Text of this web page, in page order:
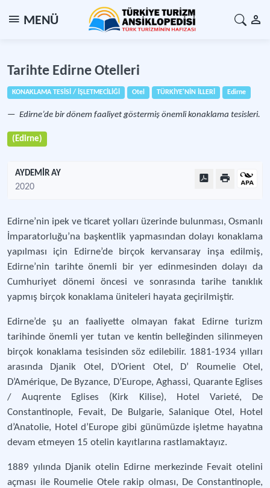
MENÜ
Tarihte Edirne Otelleri
KONAKLAMA TESİSİ / İŞLETMECİLİĞİ Otel TÜRKİYE'NİN İLLERİ Edirne
Edirne’de bir dönem faaliyet göstermiş önemli konaklama tesisleri.
(Edirne)
AYDEMİR AY
2020
Edirne’nin ipek ve ticaret yolları üzerinde bulunması, Osmanlı
İmparatorluğu’na başkentlik yapmasından dolayı konaklama
yapılması için Edirne’de birçok kervansaray inşa edilmiş,
Edirne’nin tarihte önemli bir yer edinmesinden dolayı da
Cumhuriyet dönemi öncesi ve sonrasında tarihe tanıklık
yapmış birçok konaklama üniteleri hayata geçirilmiştir.
Edirne’de şu an faaliyette olmayan fakat Edirne turizm
tarihinde önemli yer tutan ve kentin belleğinden silinmeyen
birçok konaklama tesisinden söz edilebilir. 1881-1934 yılları
arasında Djanik Otel, D’Orient Otel, D’ Roumelie Otel,
D’Amérique, De Byzance, D’Europe, Aghassi, Quarante Eglises
/ Auqrente Eglises (Kirk Kilise), Hotel Varieté, De
Constantinople, Fevait, De Bulgarie, Salanique Otel, Hotel
d’Anatolie, Hotel d’Europe gibi günümüzde işletme hayatına
devam etmeyen 15 otelin kayıtlarına rastlamaktayız.
1889 yılında Djanik otelin Edirne merkezinde Fevait otelini
açması ile Roumelie Otele rakip olması, De Constantinople,